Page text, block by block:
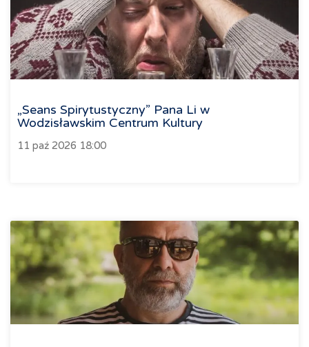
„Seans Spirytustyczny” Pana Li w
Wodzisławskim Centrum Kultury
11 paź 2026 18:00